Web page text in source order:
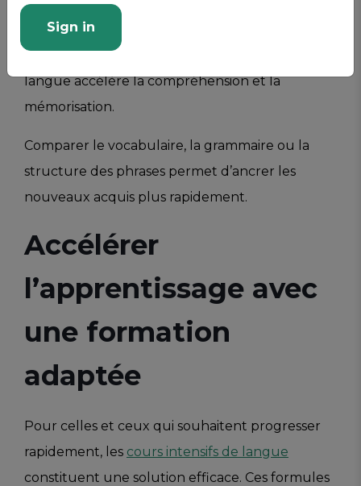
des bases en allemand pourra plus facilement
apprendre le néerlandais. Faire des parallèles
entre les langues connues et la nouvelle
langue accélère la compréhension et la
mémorisation.
Comparer le vocabulaire, la grammaire ou la
structure des phrases permet d’ancrer les
nouveaux acquis plus rapidement.
Accélérer
l’apprentissage avec
une formation
adaptée
Pour celles et ceux qui souhaitent progresser
rapidement, les cours intensifs de langue
constituent une solution efficace. Ces formules
Sign in